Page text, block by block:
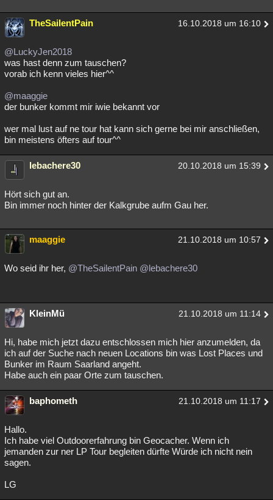
TheSailentPain 16.10.2018 um 16:10
@LuckyJen2018
was hast denn zum tauschen?
vorab ich kenn vieles hier^^
@maaggie
der bunker kommt mir iwie bekannt vor
wer mal lust auf ne tour hat kann sich gerne bei mir anschließen,
bin meistens öfters auf tour^^
lebachere30 20.10.2018 um 15:39
Hört sich gut an.
Bin immer noch hinter der Kalkgrube aufm Gau her.
maaggie 21.10.2018 um 10:57
Wo seid ihr her, @TheSailentPain @lebachere30
KleinMü 21.10.2018 um 11:14
Hi, habe mich jetzt dazu entschlossen mich hier anzumelden, da
ich auf der Suche nach neuen Locations bin was Lost Places und
Bunker im Raum Saarland angeht.
Habe auch ein paar Orte zum tauschen.
baphometh 21.10.2018 um 11:17
Hallo.
Ich habe viel Outdoorerfahrung bin Geocacher. Wenn ich
jemanden zur ner LP Tour begleiten dürfte Würde ich nicht nein
sagen.
LG